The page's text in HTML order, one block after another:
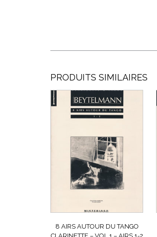
PRODUITS SIMILAIRES
8 AIRS AUTOUR DU TANGO